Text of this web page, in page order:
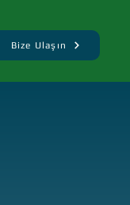
Bize Ulaşın